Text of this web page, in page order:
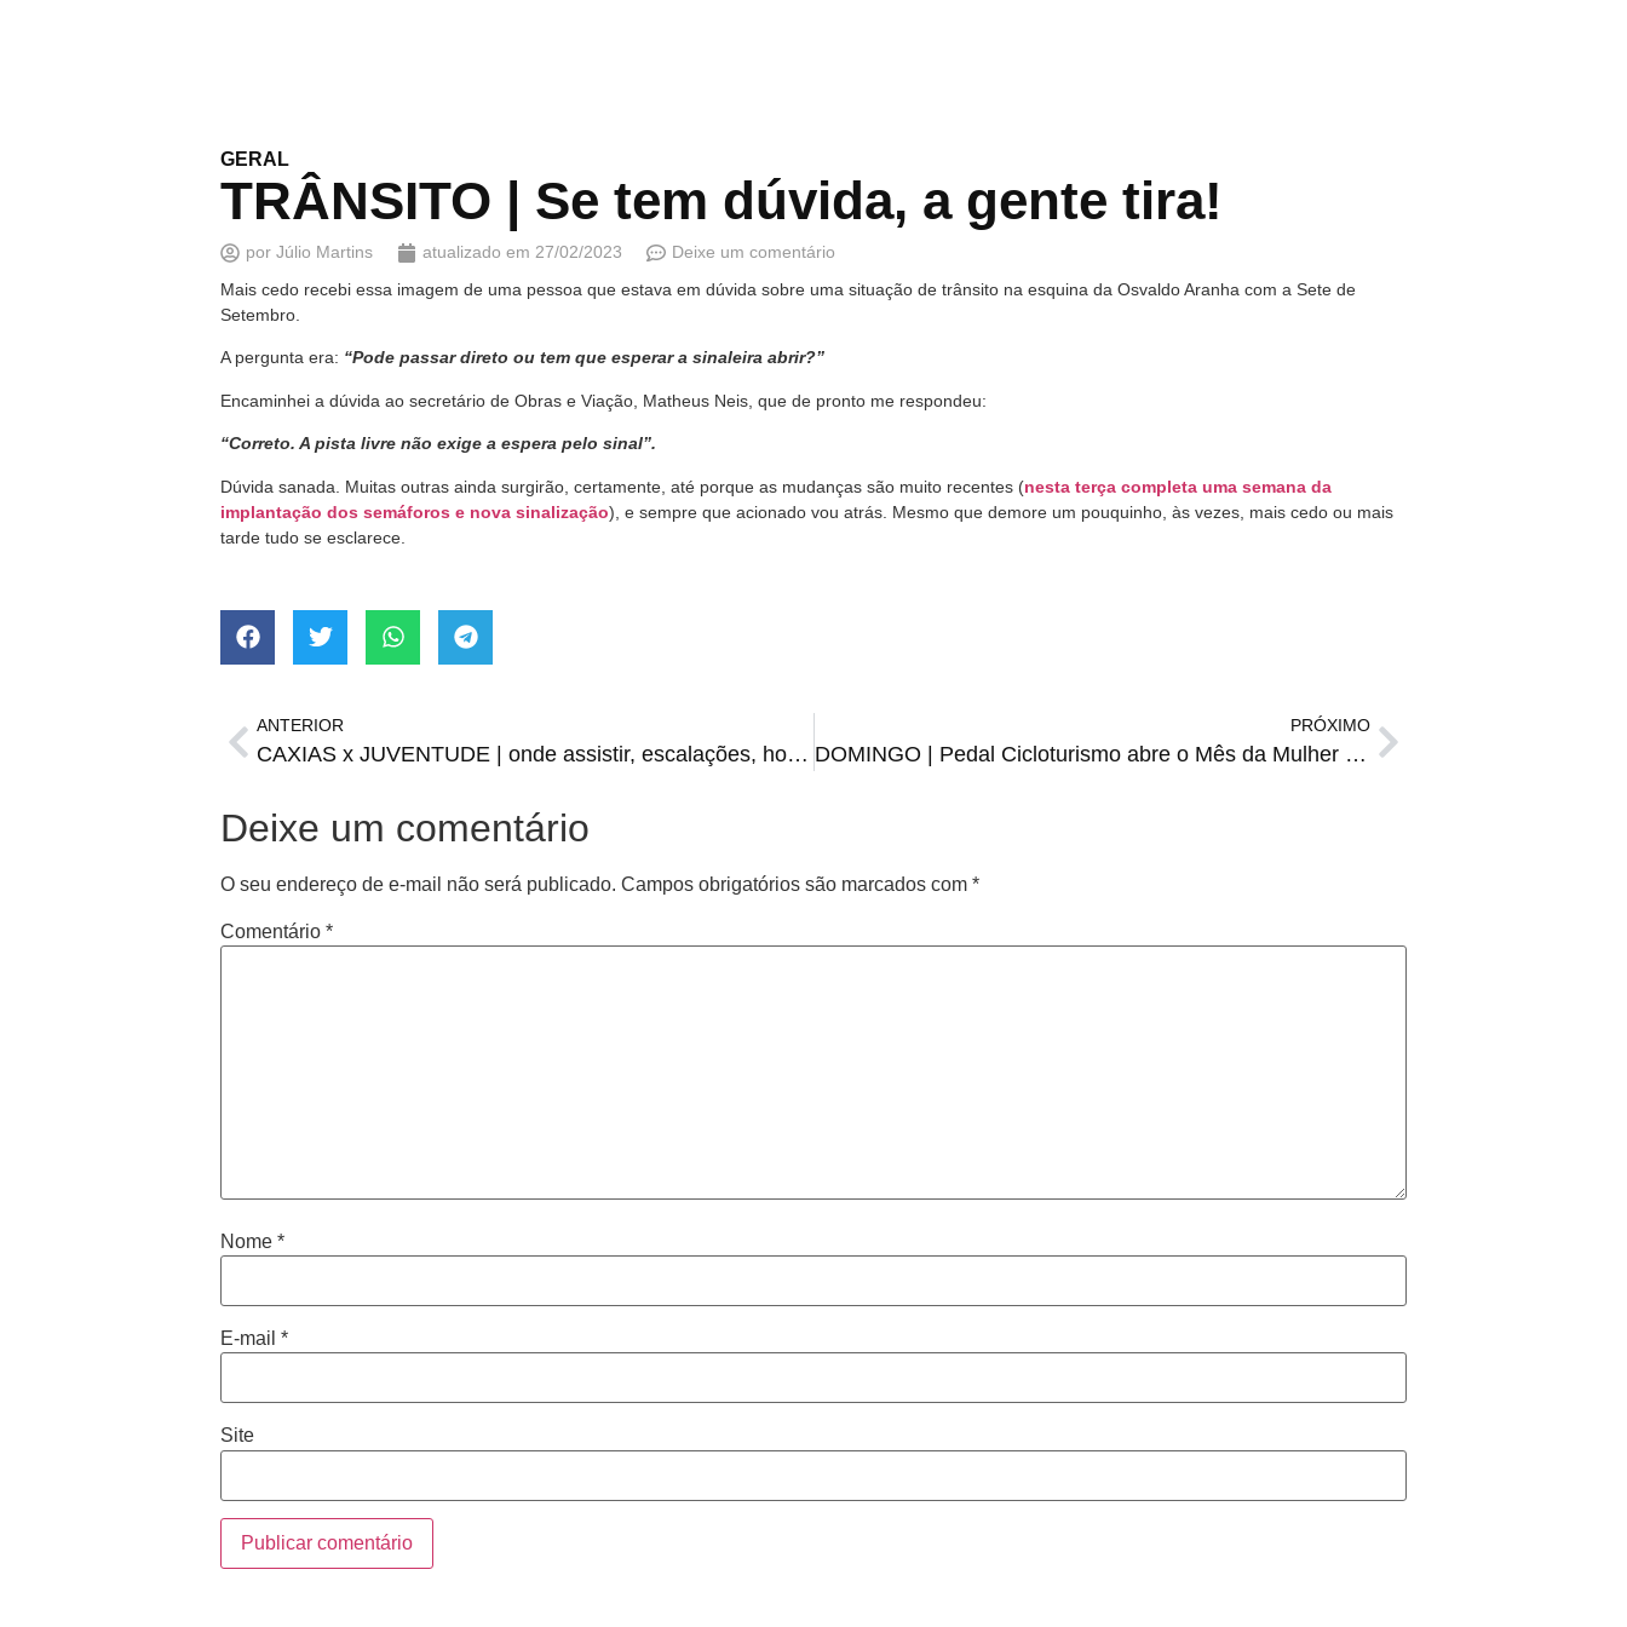
GERAL
TRÂNSITO | Se tem dúvida, a gente tira!
por Júlio Martins atualizado em 27/02/2023
Deixe um comentário
Mais cedo recebi essa imagem de uma pessoa que estava em dúvida sobre uma situação de trânsito na esquina da Osvaldo Aranha com a Sete de
Setembro.
A pergunta era: “Pode passar direto ou tem que esperar a sinaleira abrir?”
Encaminhei a dúvida ao secretário de Obras e Viação, Matheus Neis, que de pronto me respondeu:
“Correto. A pista livre não exige a espera pelo sinal”.
Dúvida sanada. Muitas outras ainda surgirão, certamente, até porque as mudanças são muito recentes (nesta terça completa uma semana da
implantação dos semáforos e nova sinalização), e sempre que acionado vou atrás. Mesmo que demore um pouquinho, às vezes, mais cedo ou mais
tarde tudo se esclarece.
ANTERIOR
CAXIAS x JUVENTUDE | onde assistir, escalações, horário e arbitragem
PRÓXIMO
DOMINGO | Pedal Cicloturismo abre o Mês da Mulher em Santiago
Deixe um comentário
O seu endereço de e-mail não será publicado. Campos obrigatórios são marcados com *
Comentário *
Nome *
E-mail *
Site